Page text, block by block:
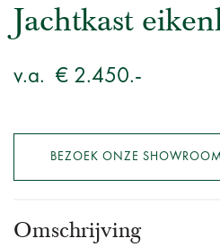
Jachtkast
v.a. € 2.450.-
BEZOEK ONZE SHOWROOM
Omschrijving